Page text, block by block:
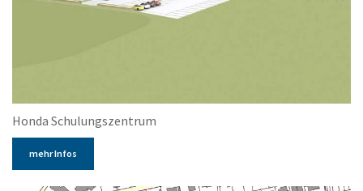
Honda Schulungszentrum
mehr Infos